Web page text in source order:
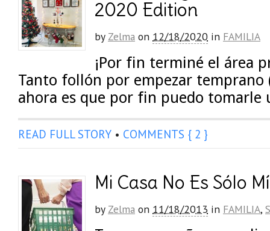
2020 Edition
by Zelma on 12/18/2020 in FAMILIA
¡Por fin terminé el área
Tanto follón por empezar temprano
ahora es que por fin puedo tomarle
READ FULL STORY • COMMENTS { 2 }
Mi Casa No Es Sólo
by Zelma on 11/18/2013 in FAMILIA,